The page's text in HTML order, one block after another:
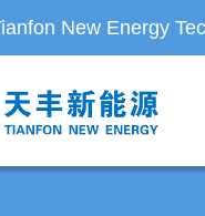
New Energy